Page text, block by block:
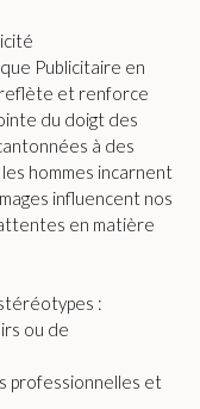
Publicitaire en
reflète et renforce
du doigt des
à des
hommes incarnent
influencent nos
en matière
:
ou de
professionnelles et